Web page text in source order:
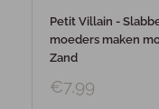
Petit Villain -
moeders maken
Zand
€7,99